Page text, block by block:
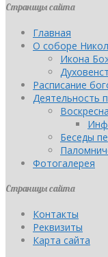
Страницы сайта
Главная
О соборе
Икона
Расписание
Деятельность
Беседы
Фотогалерея
Страницы сайта
Контакты
Реквизиты
Карта сайта